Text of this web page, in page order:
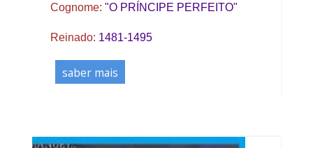
Cognome: "O PRÍNCIPE PERFEITO"
Reinado: 1481-1495
saber mais